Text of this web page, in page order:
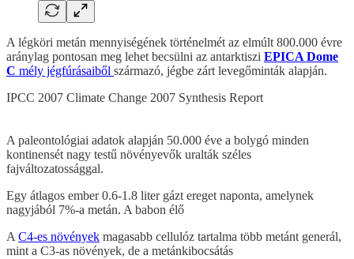
A légköri metán mennyiségének történelmét az elmúlt 800.000 évre
aránylag pontosan meg lehet becsülni az antarktiszi EPICA Dome
C mély jégfúrásaiből származó, jégbe zárt levegőminták alapján.
IPCC 2007 Climate Change 2007 Synthesis Report
A paleontológiai adatok alapján 50.000 éve a bolygó minden
kontinensét nagy testű növényevők uralták széles
fajváltozatossággal.
Egy átlagos ember 0.6-1.8 liter gázt ereget naponta, amelynek
nagyjából 7%-a metán. A babon élő
AC4-es növények magasabb cellulóz tartalma több metánt generál,
mint a C3-as növények, de a metánkibocsátás